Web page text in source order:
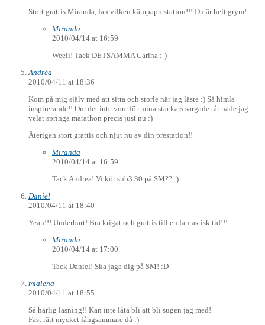
Stort grattis Miranda, fan vilken kämpaprestation!!! Du är helt grym!
Miranda
2010/04/14 at 16:59
Weeii! Tack DETSAMMA Carina :-)
Andréa
2010/04/11 at 18:36
Kom på mig själv med att sitta och storle när jag läste :) Så himla
inspirerande!! Om det inte vore för mina stackars sargade tår hade jag
velat springa marathon precis just nu :)
Återigen stort grattis och njut nu av din prestation!!
Miranda
2010/04/14 at 16:59
Tack Andrea! Vi kör sub3.30 på SM?? :)
Daniel
2010/04/11 at 18:40
Yeah!!! Underbart! Bra krigat och grattis till en fantastisk tid!!!
Miranda
2010/04/14 at 17:00
Tack Daniel! Ska jaga dig på SM! :D
mialena
2010/04/11 at 18:55
Så härlig läsning!! Kan inte låta bli att bli sugen jag med!
Fast rätt mycket långsammare då :)